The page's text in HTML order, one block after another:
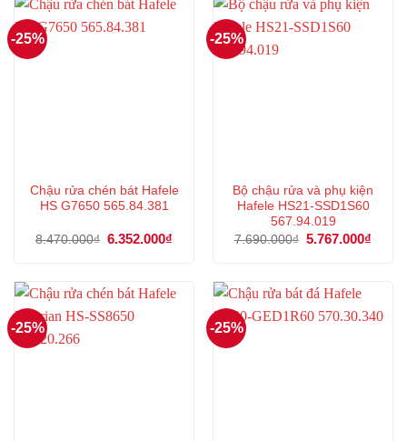
-25%
Chậu rửa chén bát Hafele
HS G7650 565.84.381
8.470.000₫ Giá
6.352.000₫
6.352.000₫.
-25%
Bộ chậu rửa và phụ kiện
Hafele HS21-SSD1S60
567.94.019
7.690.000₫ Giá
5.767.000₫
-25% -25%